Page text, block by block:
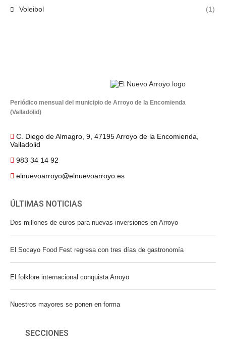
Voleibol (1)
Periódico mensual del municipio de Arroyo de la Encomienda
(Valladolid)
C. Diego de Almagro, 9, 47195 Arroyo de la Encomienda,
Valladolid
983 34 14 92
elnuevoarroyo@elnuevoarroyo.es
ÚLTIMAS NOTICIAS
Dos millones de euros para nuevas inversiones en Arroyo
El Socayo Food Fest regresa con tres días de gastronomía
El folklore internacional conquista Arroyo
Nuestros mayores se ponen en forma
SECCIONES